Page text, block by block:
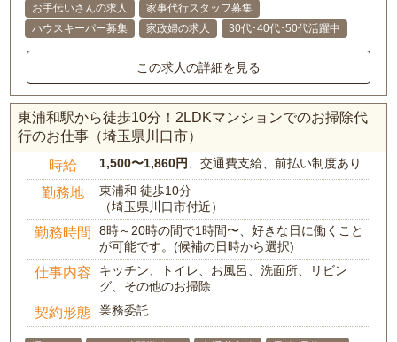
お手伝いさんの求人
家事代行スタッフ募集
ハウスキーパー募集
家政婦の求人 30代･40代･50代活躍中
この求人の詳細を見る
東浦和駅から徒歩10分！2LDKマンションでのお掃除代
行のお仕事（埼玉県川口市）
時給 1,500〜1,860円、交通費支給、前払い制度あり
勤務地
東浦和 徒歩10分
（埼玉県川口市付近）
勤務時間
8時～20時の間で1時間〜、好きな日に働くこと
が可能です。(候補の日時から選択)
仕事内容
キッチン、トイレ、お風呂、洗面所、リビン
グ、その他のお掃除
契約形態 業務委託